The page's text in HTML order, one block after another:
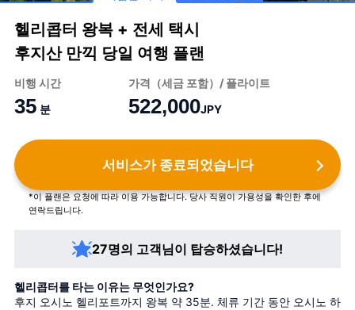
헬리콥터 왕복 + 전세 택시
후지산 만끽 당일 여행 플랜
비행 시간
35 분
가격（세금 포함）/ 플라이트
522,000JPY
서비스가 종료되었습니다
*이 플랜은 요청에 따라 이용 가능합니다. 당사 직원이 가용성을 확인한 후에
연락드립니다.
27명의 고객님이 탑승하셨습니다!
헬리콥터를 타는 이유는 무엇인가요?
후지 오시노 헬리포트까지 왕복 약 35분. 체류 기간 동안 오시노 하